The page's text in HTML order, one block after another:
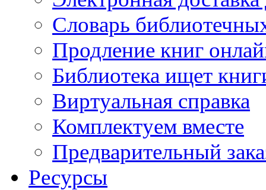
Словарь
Продление книг
Библиотека ищет
Виртуальная справка
Комплектуем вместе
Предварительный
Ресурсы